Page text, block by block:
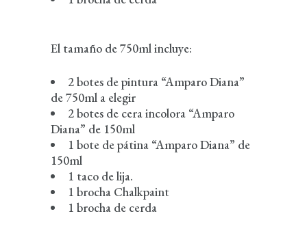
El tamaño de 750ml incluye:
2 botes de pintura “Amparo Diana”
de 750ml a elegir
2 botes de cera incolora “Amparo
Diana” de 150ml
1 bote de pátina “Amparo Diana” de
150ml
1 taco de lija.
1 brocha Chalkpaint
1 brocha de cerda